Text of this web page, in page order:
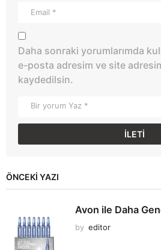
Daha sonraki yorumlarımda
e-posta adresim ve site
kaydedilsin.
ÖNCEKI YAZI
Avon ile Daha
by editor